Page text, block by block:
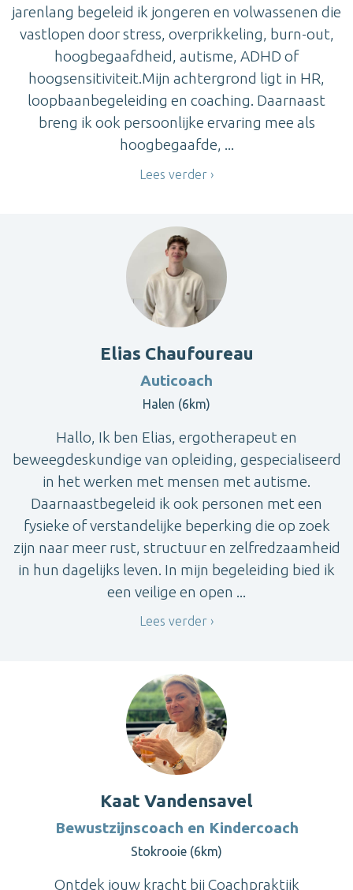
jarenlang begeleid ik jongeren en volwassenen die
vastlopen door stress, overprikkeling, burn-out,
hoogbegaafdheid, autisme, ADHD of
hoogsensitiviteit.Mijn achtergrond ligt in HR,
loopbaanbegeleiding en coaching. Daarnaast
breng ik ook persoonlijke ervaring mee als
hoogbegaafde, ...
Lees verder
Elias Chaufoureau
Auticoach
Halen (6km)
Hallo, Ik ben Elias, ergotherapeut en
beweegdeskundige van opleiding, gespecialiseerd
in het werken met mensen met autisme.
Daarnaastbegeleid ik ook personen met een
fysieke of verstandelijke beperking die op zoek
zijn naar meer rust, structuur en zelfredzaamheid
in hun dagelijks leven. In mijn begeleiding bied ik
een veilige en open ...
Lees verder
Kaat Vandensavel
Bewustzijnscoach en Kindercoach
Stokrooie (6km)
Ontdek jouw kracht bij Coachpraktijk